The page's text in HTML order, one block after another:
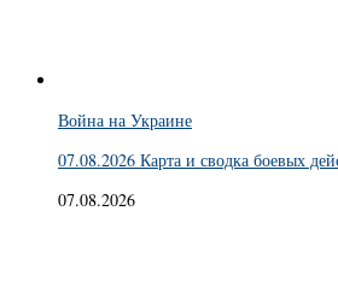
Война на Украине
07.08.2026 Карта и сводка боевых
07.08.2026